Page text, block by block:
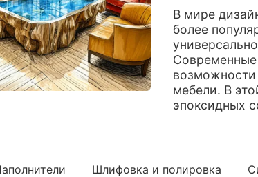
В мире
более
возможности
мебели. В
эпоксидных
Шлифовка и полировка